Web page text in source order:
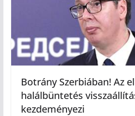
Botrány Szerbiában! Az
halálbüntetés
kezdeményezi